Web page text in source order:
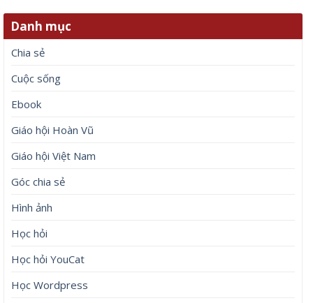
Danh mục
Chia sẻ
Cuộc sống
Ebook
Giáo hội Hoàn Vũ
Giáo hội Việt Nam
Góc chia sẻ
Hình ảnh
Học hỏi
Học hỏi YouCat
Học Wordpress